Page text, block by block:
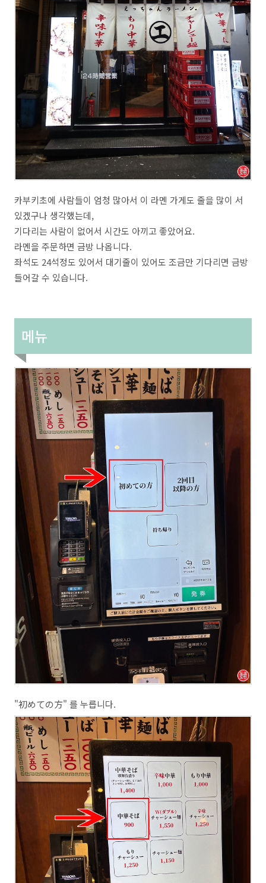
카부키초에 사람들이 엄청 많아서 이 라멘 가게도 줄을 많이 서
있겠구나 생각했는데,
기다리는 사람이 없어서 시간도 아끼고 좋았어요.
라멘을 주문하면 금방 나옵니다.
좌석도 24석정도 있어서 대기줄이 있어도 조금만 기다리면 금방
들어갈 수 있습니다.
메뉴
"初めての方" 를 누릅니다.